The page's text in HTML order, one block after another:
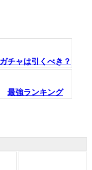
ガチャは引くべき？
最強ランキング